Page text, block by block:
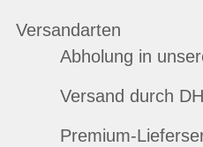
Versandarten
Abholung in
Versand durch
Premium-